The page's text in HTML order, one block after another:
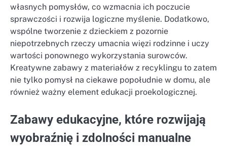
własnych pomysłów, co wzmacnia ich poczucie
sprawczości i rozwija logiczne myślenie. Dodatkowo,
wspólne tworzenie z dzieckiem z pozornie
niepotrzebnych rzeczy umacnia więzi rodzinne i uczy
wartości ponownego wykorzystania surowców.
Kreatywne zabawy z materiałów z recyklingu to zatem
nie tylko pomysł na ciekawe popołudnie w domu, ale
również ważny element edukacji proekologicznej.
Zabawy edukacyjne, które rozwijają
wyobraźnię i zdolności manualne